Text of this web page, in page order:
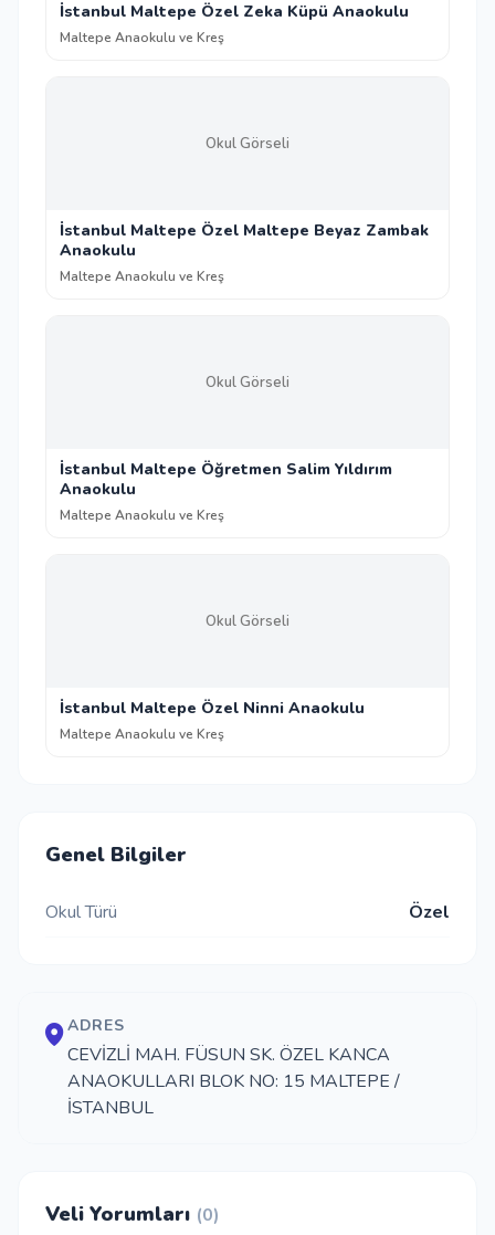
İstanbul Maltepe Özel Zeka Küpü Anaokulu
Maltepe Anaokulu ve Kreş
Okul Görseli
İstanbul Maltepe Özel Maltepe Beyaz Zambak
Anaokulu
Maltepe Anaokulu ve Kreş
Okul Görseli
İstanbul Maltepe Öğretmen Salim Yıldırım
Anaokulu
Maltepe Anaokulu ve Kreş
Okul Görseli
İstanbul Maltepe Özel Ninni Anaokulu
Maltepe Anaokulu ve Kreş
Genel Bilgiler
Okul Türü Özel
ADRES
CEVİZLİ MAH. FÜSUN SK. ÖZEL KANCA
ANAOKULLARI BLOK NO: 15 MALTEPE /
İSTANBUL
Veli Yorumları (0)